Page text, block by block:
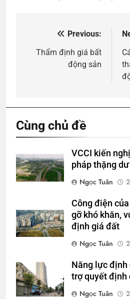
hướng
Previous:
Thẩm định giá bất
động sản
Cùng chủ đề
VCCI kiến
pháp thặng
Ngọc Tuân
Công điện
gỡ khó khăn,
định giá đất
Ngọc Tuân
Năng lực định
trợ quyết định
Ngọc Tuân